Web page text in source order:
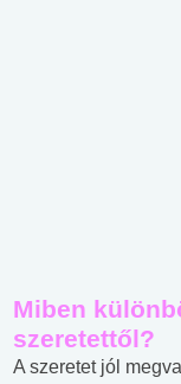
Miben
szeretettől?
A szeretet jól